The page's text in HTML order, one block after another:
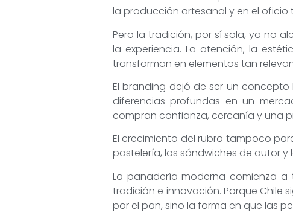
la producción artesanal y en el
Pero la tradición, por sí sola, ya no
la experiencia. La atención, la
transforman en elementos tan
El branding dejó de ser un
diferencias profundas en un
compran confianza, cercanía y una
El crecimiento del rubro tampoco
pastelería, los sándwiches de autor
La panadería moderna comienza
tradición e innovación. Porque Chile
por el pan, sino la forma en que las